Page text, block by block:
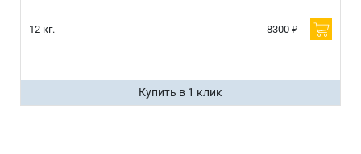
12 кг. 8300 ₽
Купить в 1 клик